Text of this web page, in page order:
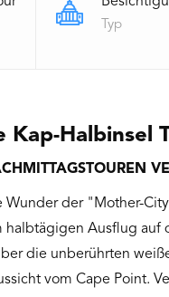
Typ
Kap-Halbinsel
Wunder der "Mother-
halbtägigen Ausflug
die unberührten
vom Cape Point.